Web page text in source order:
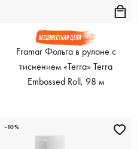
Framar Фольга в рулоне с
тиснением «Terra» Terra
Embossed Roll, 98 м
-10%